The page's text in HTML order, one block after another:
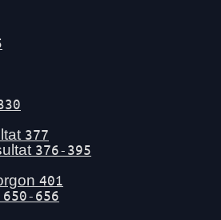
377
376-395
401
656